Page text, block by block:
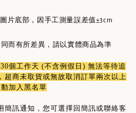
片底部，因手工測量誤差值±3cm
而有所差異，請以實體商品為準
30個工作天 (不含例假日) 無法等待追
超商未取貨或無故取消訂單兩次以上
加入黑名單
簡訊通知，您可選擇回簡訊或聯絡客